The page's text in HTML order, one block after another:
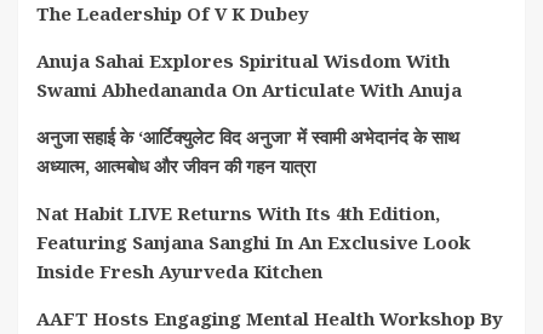
The Leadership Of V K Dubey
Anuja Sahai Explores Spiritual Wisdom With
Swami Abhedananda On Articulate With Anuja
अनुजा सहाई के ‘आर्टिक्युलेट विद अनुजा’ में स्वामी अभेदानंद के साथ
अध्यात्म, आत्मबोध और जीवन की गहन यात्रा
Nat Habit LIVE Returns With Its 4th Edition,
Featuring Sanjana Sanghi In An Exclusive Look
Inside Fresh Ayurveda Kitchen
AAFT Hosts Engaging Mental Health Workshop By